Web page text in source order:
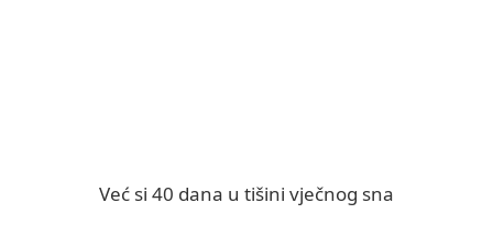
Već si 40 dana u tišini vječnog sna